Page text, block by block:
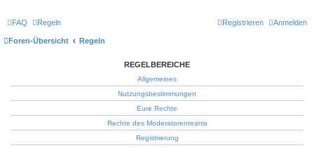
FAQ Regeln Anmelden
Registrieren
Foren-Übersicht Regeln
REGELBEREICHE
Allgemeines
Nutzungsbestimmungen
Eure Rechte
Rechte des Moderatorenteams
Registrierung